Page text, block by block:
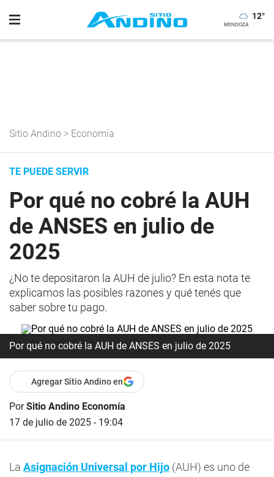
12°
Sitio Andino > Economía
TE PUEDE SERVIR
Por qué no cobré la AUH
de ANSES en julio de
2025
¿No te depositaron la AUH de julio? En esta nota te
explicamos las posibles razones y qué tenés que
saber sobre tu pago.
Por qué no cobré la AUH de ANSES en julio de 2025
Agregar Sitio Andino en
PorSitio Andino Economía
17 de julio de 2025 - 19:04
La Asignación Universal por Hijo (AUH) es uno de